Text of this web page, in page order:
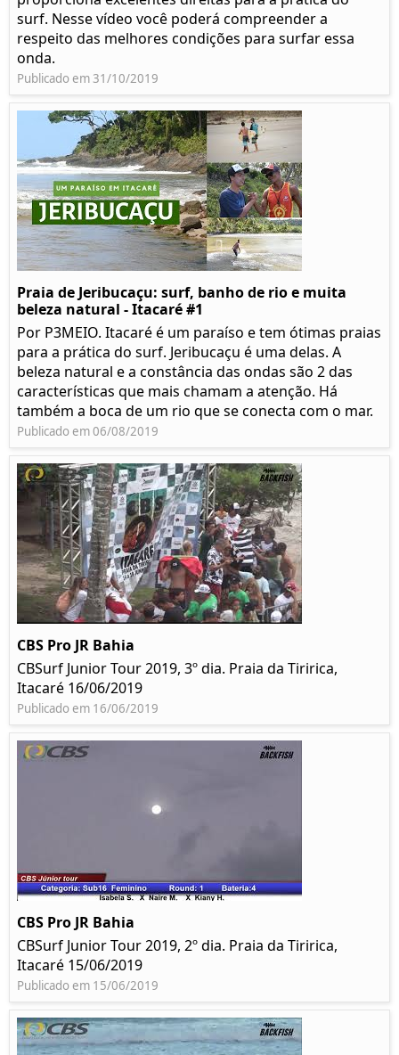
surf. Nesse vídeo você poderá compreender a
respeito das melhores condições para surfar essa
onda.
Publicado em 31/10/2019
Praia de Jeribucaçu: surf, banho de rio e muita
beleza natural - Itacaré #1
Por P3MEIO. Itacaré é um paraíso e tem ótimas praias
para a prática do surf. Jeribucaçu é uma delas. A
beleza natural e a constância das ondas são 2 das
características que mais chamam a atenção. Há
também a boca de um rio que se conecta com o mar.
Publicado em 06/08/2019
CBS Pro JR Bahia
CBSurf Junior Tour 2019, 3º dia. Praia da Tiririca,
Itacaré 16/06/2019
Publicado em 16/06/2019
CBS Pro JR Bahia
CBSurf Junior Tour 2019, 2º dia. Praia da Tiririca,
Itacaré 15/06/2019
Publicado em 15/06/2019